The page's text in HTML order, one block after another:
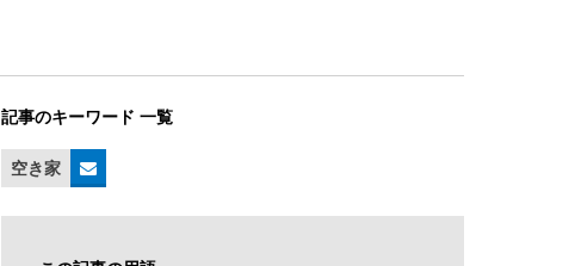
記事のキーワード 一覧
空き家